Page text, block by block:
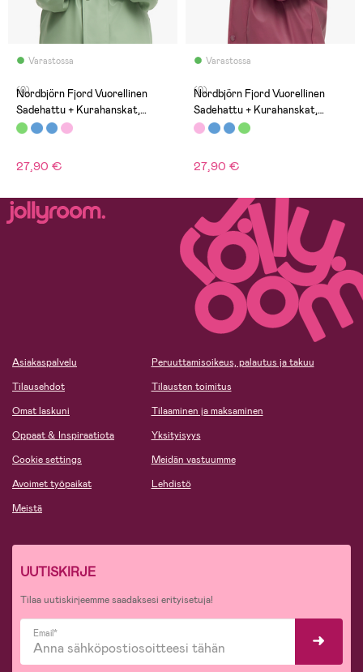
Varastossa
(0)
Nordbjörn Fjord Vuorellinen
Sadehattu + Kurahanskat,
Vihreä
27,90 €
Varastossa
(0)
Nordbjörn Fjord Vuorellinen
Sadehattu + Kurahanskat,
Vaaleanpunainen
27,90 €
Asiakaspalvelu
Tilausehdot
Omat laskuni
Oppaat & Inspiraatiota
Cookie settings
Avoimet työpaikat
Meistä
Peruuttamisoikeus, palautus ja takuu
Tilausten toimitus
Tilaaminen ja maksaminen
Yksityisyys
Meidän vastuumme
Lehdistö
UUTISKIRJE
Tilaa uutiskirjeemme saadaksesi erityisetuja!
Email*